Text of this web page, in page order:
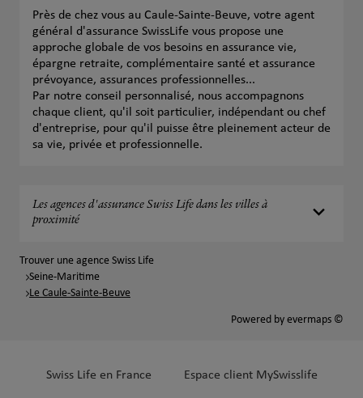
Près de chez vous au Caule-Sainte-Beuve, votre agent
général d'assurance SwissLife vous propose une
approche globale de vos besoins en assurance vie,
épargne retraite, complémentaire santé et assurance
prévoyance, assurances professionnelles...
Par notre conseil personnalisé, nous accompagnons
chaque client, qu'il soit particulier, indépendant ou chef
d'entreprise, pour qu'il puisse être pleinement acteur de
sa vie, privée et professionnelle.
Les agences d'assurance Swiss Life dans les villes à
proximité
Trouver une agence Swiss Life
Seine-Maritime
Le Caule-Sainte-Beuve
Powered by evermaps ©
Swiss Life en France Espace client MySwisslife